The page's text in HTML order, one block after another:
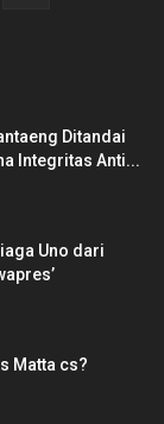
Ditandai
Integritas Anti...
Uno dari
Matta cs?